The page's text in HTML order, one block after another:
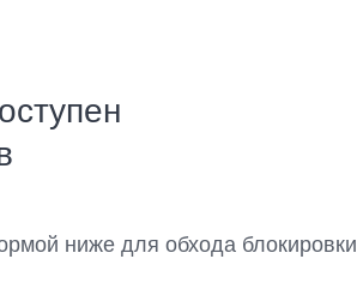
ниже для обхода блокировки